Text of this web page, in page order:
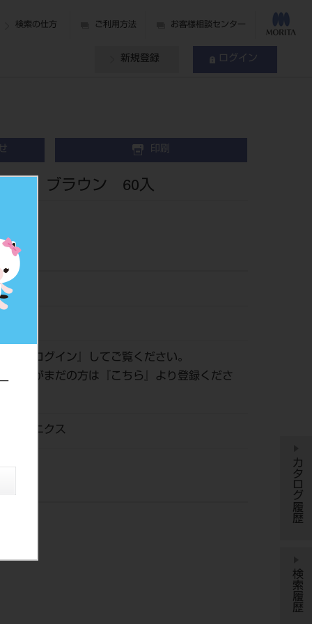
検索の仕方 ご利用方法 お客様相談センター
新規登録 ログイン
印刷
ー ブラウン 60入
ログイン 』してご覧ください。
登録がまだの方は『
こちら 』より登録くださ
トロニクス
カタログ履歴
検索履歴